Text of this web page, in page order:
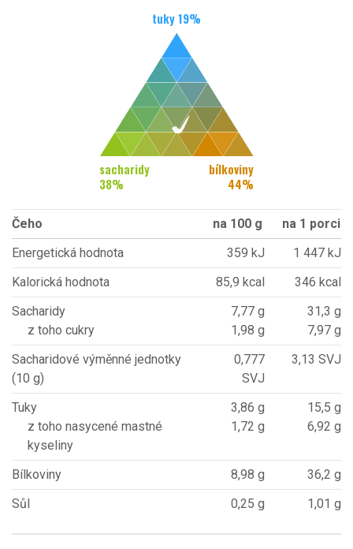
tuky19%
sacharidy
38%
bílkoviny
44%
Čeho na 100 g
na 1 porci
Energetická hodnota
359 kJ
1 447 kJ
Kalorická hodnota
85,9 kcal
346 kcal
Sacharidy
z toho cukry
7,77 g
1,98 g
31,3 g
7,97 g
Sacharidové výměnné jednotky
(10 g)
0,777
SVJ
3,13 SVJ
Tuky
z toho nasycené mastné
kyseliny
3,86 g
1,72 g
15,5 g
6,92 g
Bílkoviny 8,98 g
36,2 g
Sůl
0,25 g 1,01 g